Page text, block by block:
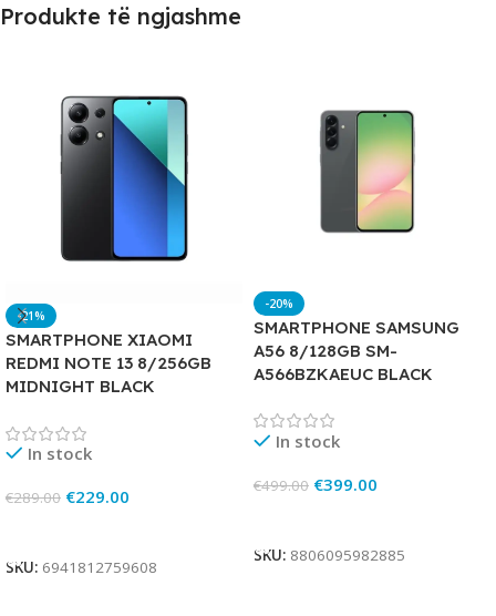
Produkte të ngjashme
-21%
SMARTPHONE XIAOMI
REDMI NOTE 13 8/256GB
MIDNIGHT BLACK
In stock
€289.00 €229.00
SKU: 6941812759608
-20%
SMARTPHONE SAMSUNG
A56 8/128GB SM-
A566BZKAEUC BLACK
In stock
€499.00 €399.00
SKU: 8806095982885